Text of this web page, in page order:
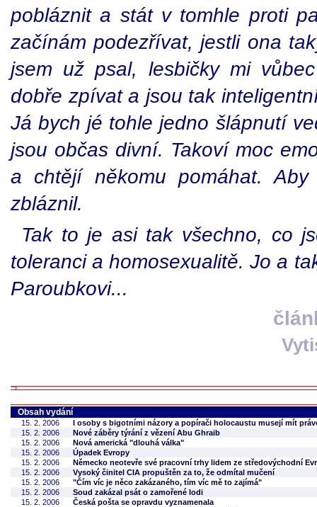
pobláznit a stát v tomhle proti
začínám podezřívat, jestli ona
jsem už psal, lesbičky mi
dobře zpívat a jsou tak
Já bych jé tohle jedno šlápnutí
jsou občas divní. Takoví moc
a chtějí někomu pomáhat.
zbláznil.
Tak to je asi tak všechno, co
toleranci a homosexualitě. Jo a
Paroubkovi...
Obsah vydání
15. 2. 2006
I osoby s bigotními názory a popírači holocaustu musejí mít
15. 2. 2006
Nové záběry týrání z vězení Abu Ghraib
15. 2. 2006
Nová americká "dlouhá válka"
15. 2. 2006
Úpadek Evropy
15. 2. 2006
Německo neotevře své pracovní trhy lidem ze středovýchodní
15. 2. 2006
Vysoký činitel CIA propuštěn za to, že odmítal mučení
15. 2. 2006
"Čím víc je něco zakázaného, tím víc mě to zajímá"
15. 2. 2006
Soud zakázal psát o zamořené lodi
15. 2. 2006
Česká pošta se opravdu vyznamenala